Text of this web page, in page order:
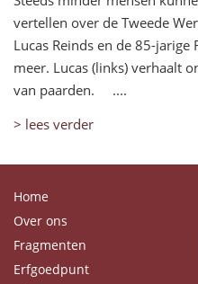
vertellen over de Tweede
Lucas Reinds en de 85-
meer. Lucas (links) verhaalt
van paarden. ....
> lees verder
Home
Over ons
Fragmenten
Erfgoedpunt